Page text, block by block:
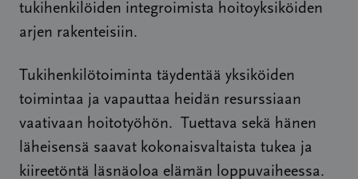
tukihenkilöiden integroimista hoitoyksiköiden
arjen rakenteisiin.
Tukihenkilötoiminta täydentää yksiköiden
toimintaa ja vapauttaa heidän resurssiaan
vaativaan hoitotyöhön. Tuettava sekä hänen
läheisensä saavat kokonaisvaltaista tukea ja
kiireetöntä läsnäoloa elämän loppuvaiheessa.